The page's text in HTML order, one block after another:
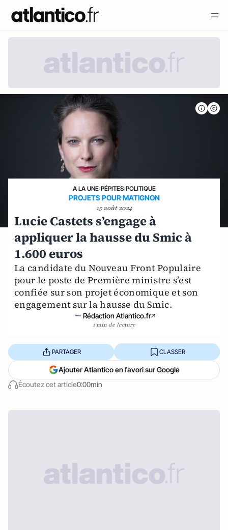
A LA UNE›PÉPITES›POLITIQUE
PROJETS POUR MATIGNON
15 août 2024
Lucie Castets s’engage à
appliquer la hausse du Smic à
1.600 euros
La candidate du Nouveau Front Populaire
pour le poste de Première ministre s’est
confiée sur son projet économique et son
engagement sur la hausse du Smic.
Rédaction Atlantico.fr
1 min de lecture
Écoutez cet article0:00min
PARTAGER CLASSER
Ajouter Atlantico en favori sur Google